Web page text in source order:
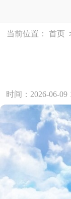
当前位置： 首页
时间：2026-06-09